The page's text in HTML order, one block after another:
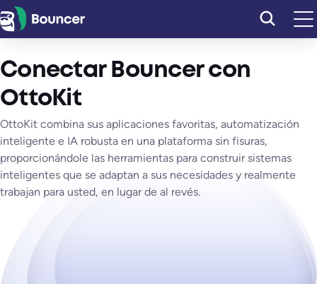
Saltar
al
Conectar Bouncer con
OttoKit
OttoKit combina sus aplicaciones favoritas, automatización
inteligente e IA robusta en una plataforma sin fisuras,
proporcionándole las herramientas para construir sistemas
inteligentes que se adaptan a sus necesidades y realmente
trabajan para usted, en lugar de al revés.